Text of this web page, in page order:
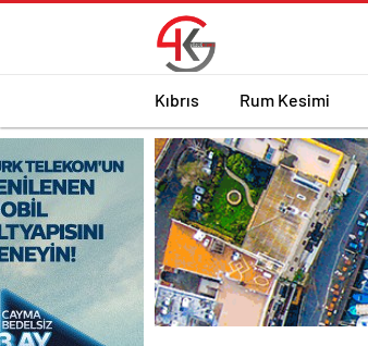
Kıbrıs Rum Kesimi